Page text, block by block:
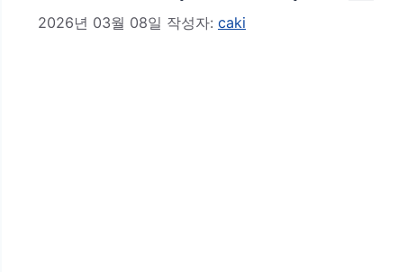
2026년 03월 08일 작성자: caki